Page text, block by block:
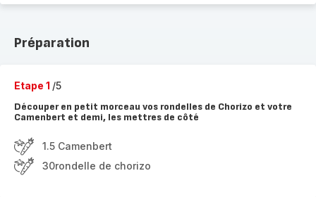
Préparation
Etape 1 /5
Découper en petit morceau vos rondelles de Chorizo et votre
Camenbert et demi, les mettres de côté
1.5 Camenbert
30rondelle de chorizo